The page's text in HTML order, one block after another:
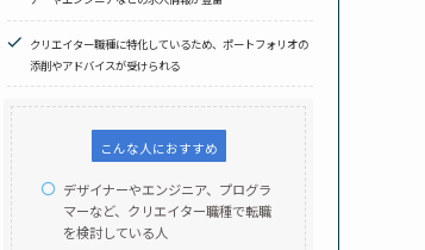
3位 Geekly
クリエイター職種に特化しているため、ポートフォリオの
添削やアドバイスが受けられる
こんな人におすすめ
デザイナーやエンジニア、プログラ
マーなど、クリエイター職種で転職
を検討している人